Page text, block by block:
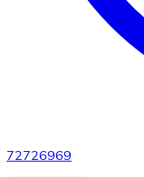
72726969